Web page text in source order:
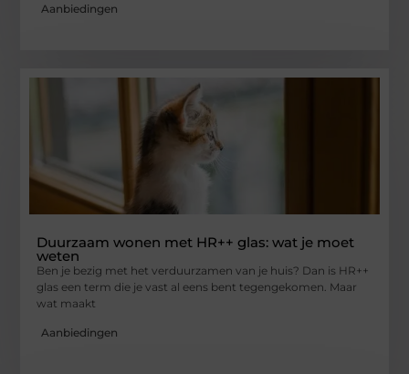
Aanbiedingen
Duurzaam wonen met HR++ glas: wat je moet
weten
Ben je bezig met het verduurzamen van je huis? Dan is HR++
glas een term die je vast al eens bent tegengekomen. Maar
wat maakt
Aanbiedingen